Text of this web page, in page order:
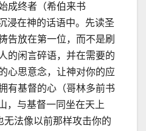
成终者（希伯来书
浸在神的话语中。先读圣
告放在第一位，而不是刷
的闲言碎语，并在需要的
心思意念，让神对你的应
有基督的心（哥林多前书
，与基督一同坐在天上
无法像以前那样攻击你的